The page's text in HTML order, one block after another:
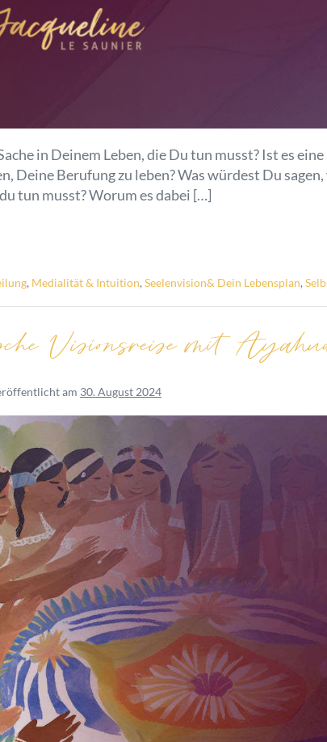
in Deinem Leben, die Du tun musst? Ist es
Deine Berufung zu leben? Was würdest Du
tun musst? Worum es dabei […]
, Medialität & Intuition, Seelenvision& Dein Lebensplan,
Visionsreise mit
am 30. August 2024